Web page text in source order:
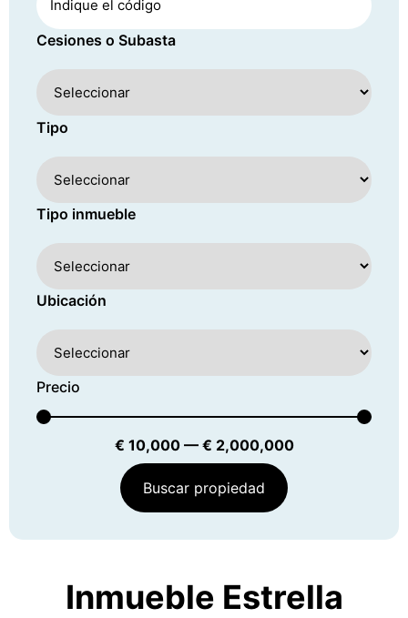
Cesiones o Subasta
Tipo
Tipo inmueble
Ubicación
Precio
€ 10,000 — € 2,000,000
Buscar propiedad
Inmueble Estrella